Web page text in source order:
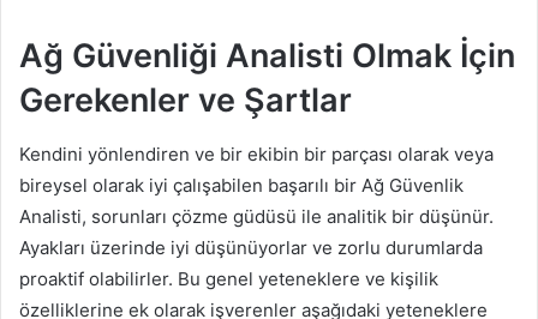
Ağ Güvenliği Analisti Olmak İçin
Gerekenler ve Şartlar
Kendini yönlendiren ve bir ekibin bir parçası olarak veya
bireysel olarak iyi çalışabilen başarılı bir Ağ Güvenlik
Analisti, sorunları çözme güdüsü ile analitik bir düşünür.
Ayakları üzerinde iyi düşünüyorlar ve zorlu durumlarda
proaktif olabilirler. Bu genel yeteneklere ve kişilik
özelliklerine ek olarak işverenler aşağıdaki yeteneklere